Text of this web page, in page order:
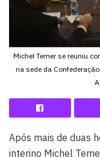
Michel Temer se reuniu
na sede da
Após mais de duas
interino Michel